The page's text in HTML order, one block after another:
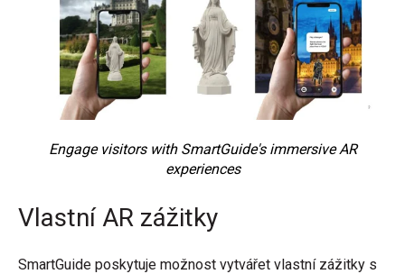
Engage visitors with SmartGuide's immersive AR
experiences
Vlastní AR zážitky
SmartGuide poskytuje možnost vytvářet vlastní zážitky s